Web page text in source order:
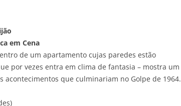
em Cena
de um apartamento cujas paredes estão
por vezes entra em clima de fantasia – mostra um
que culminariam no Golpe de 1964.